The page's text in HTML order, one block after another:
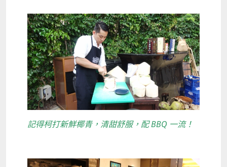
記得柯打新鮮椰青，清甜舒服，配 BBQ 一流！